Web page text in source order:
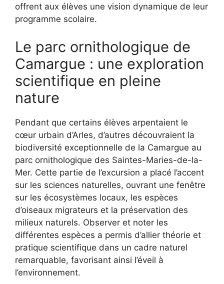
offrent aux élèves une vision dynamique de leur
programme scolaire.
Le parc ornithologique de
Camargue : une exploration
scientifique en pleine
nature
Pendant que certains élèves arpentaient le
cœur urbain d’Arles, d’autres découvraient la
biodiversité exceptionnelle de la Camargue au
parc ornithologique des Saintes-Maries-de-la-
Mer. Cette partie de l’excursion a placé l’accent
sur les sciences naturelles, ouvrant une fenêtre
sur les écosystèmes locaux, les espèces
d’oiseaux migrateurs et la préservation des
milieux naturels. Observer et noter les
différentes espèces a permis d’allier théorie et
pratique scientifique dans un cadre naturel
remarquable, favorisant ainsi l’éveil à
l’environnement.